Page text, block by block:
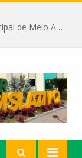
Câmara recebe palestra da Secretária Municipal de Meio Ambiente sobre as ações da “SEMANA DO MEIO AMBIENTE”